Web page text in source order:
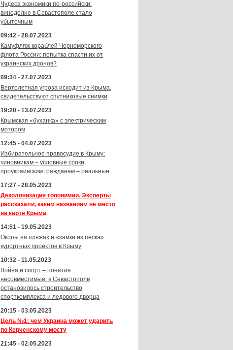
Чудеса экономики по-российски:
виноделие в Севастополе стало
убыточным
09:42 - 28.07.2023
Камуфляж кораблей Черноморского
флота России: попытка спасти их от
украинских дронов?
09:34 - 27.07.2023
Вертолетная угроза исходит из Крыма,
свидетельствуют спутниковые снимки
19:20 - 13.07.2023
Крымская «буханка» с электрическим
мотором
12:45 - 04.07.2023
Избирательное правосудие в Крыму:
чиновникам – условные сроки,
проукраинским гражданам – реальные
17:27 - 28.05.2023
Деколонизация топонимии. Эксперты
рассказали, каким названиям не место
на карте Крыма
14:51 - 19.05.2023
Окопы на пляжах и «замки из песка»
курортных проектов в Крыму
10:32 - 11.05.2023
Война и спорт – понятия
несовместимые: в Севастополе
остановилось строительство
спорткомплекса и ледового дворца
20:15 - 03.05.2023
Цель №1: чем Украина может ударить
по Керченскому мосту
21:45 - 02.05.2023